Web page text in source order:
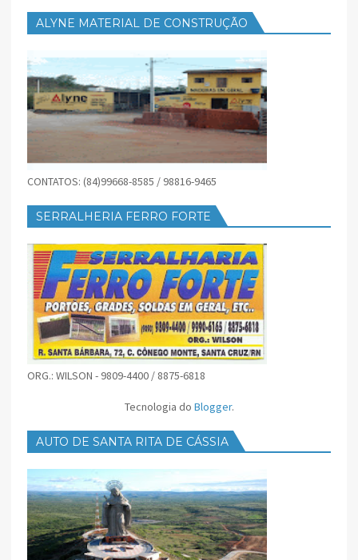
ALYNE MATERIAL DE CONSTRUÇÃO
CONTATOS: (84)99668-8585 / 98816-9465
SERRALHERIA FERRO FORTE
ORG.: WILSON - 9809-4400 / 8875-6818
Tecnologia do Blogger.
AUTO DE SANTA RITA DE CÁSSIA